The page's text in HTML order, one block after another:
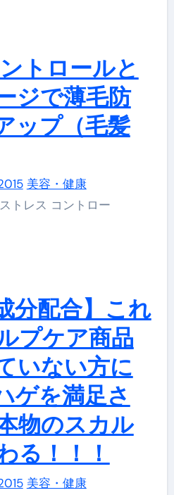
トロールと
ジで薄毛防
ップ（毛髪
美容・健康
トレス コントロー
分配合】これ
プケア商品
いない方に
ゲを満足さ
物のスカル
る！！！
美容・健康